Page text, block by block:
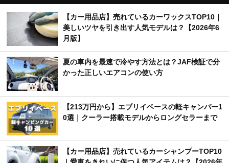
【カー用品店】売れているカーワックスTOP10｜
美しいツヤを引き出す人気モデルは？【2026年6
月版】
夏の車内を最速で冷やす方法とは？JAF検証で分
かった正しいエアコンの使い方
【213万円から】エブリイベースの軽キャンパー1
0選｜クーラー搭載モデルからロングセラーまで
【カー用品店】売れているカーシャンプーTOP10